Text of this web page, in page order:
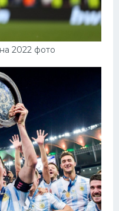
2022 фото